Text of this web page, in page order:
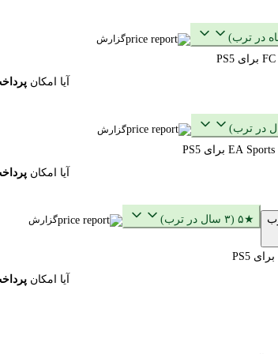
گزارش
آیا امکان
گزارش
آیا امکان
★۵ (۳ سال در ترب) گزارش
آیا امکان